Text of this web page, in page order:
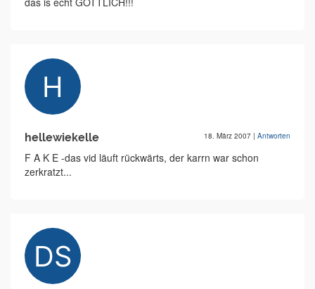
hellewiekelle 18. März 2007 | Antworten
F A K E -das vid läuft rückwärts, der karrn war schon
zerkratzt...